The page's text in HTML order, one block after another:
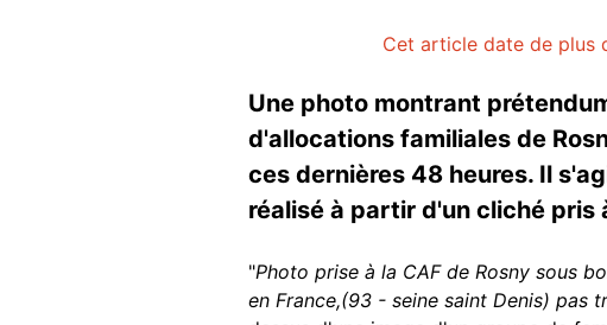
Cet article date de plus
Une photo montrant
d'allocations familiales de
ces dernières 48 heures. Il
réalisé à partir d'un cliché pris
"Photo prise à la CAF de Rosny sous
en France,(93 - seine saint Denis) pas